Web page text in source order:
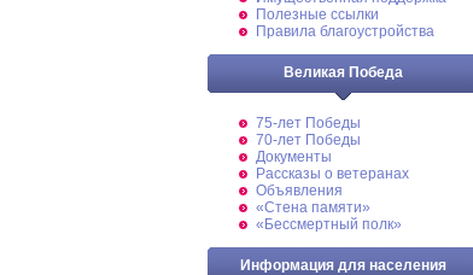
Полезные ссылки
Правила благоустройства
Великая Победа
75-лет Победы
70-лет Победы
Документы
Рассказы о ветеранах
Объявления
«Стена памяти»
«Бессмертный полк»
Информация для населения